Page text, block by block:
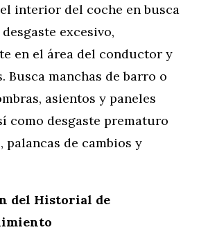
interior del coche en busca
excesivo,
en el área del conductor y
Busca manchas de barro o
asientos y paneles
como desgaste prematuro
palancas de cambios y
del Historial de